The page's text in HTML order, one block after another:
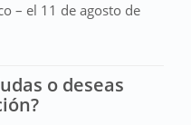
– el 11 de agosto de
o deseas